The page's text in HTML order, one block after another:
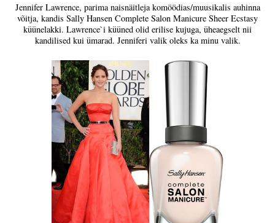
Jennifer Lawrence, parima naisnäitleja komöödias/muusikalis auhinna
võitja, kandis Sally Hansen Complete Salon Manicure Sheer Ecstasy
küünelakki. Lawrence`i küüned olid erilise kujuga, üheaegselt nii
kandilised kui ümarad. Jenniferi valik oleks ka minu valik.